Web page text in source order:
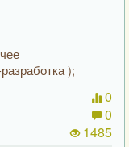
);
0
0
1485